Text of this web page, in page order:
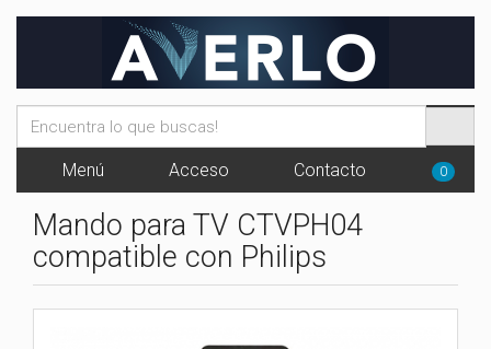
Menú Acceso Contacto 0
Mando para TV CTVPH04
compatible con Philips